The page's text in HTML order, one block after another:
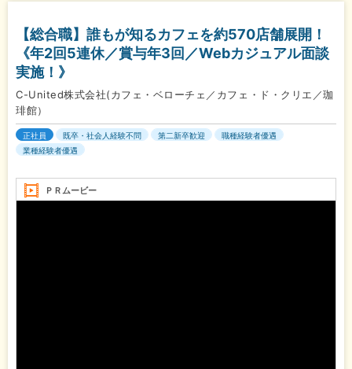
【総合職】誰もが知るカフェを約570店舗展開！
《年2回5連休／賞与年3回／Webカジュアル面談
実施！》
C-United株式会社(カフェ・ベローチェ／カフェ・ド・クリエ／珈
琲館）
正社員 既卒・社会人経験不問 第二新卒歓迎
職種経験者優遇
業種経験者優遇
ＰＲムービー